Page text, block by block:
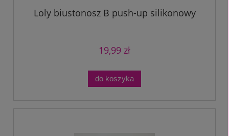
Loly biustonosz B push-up silikonowy
19,99 zł
do koszyka